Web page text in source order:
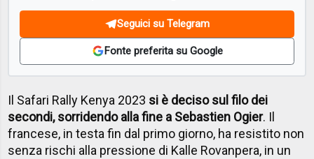
Seguici su Telegram
Fonte preferita su Google
Il Safari Rally Kenya 2023 si è deciso sul filo dei
secondi, sorridendo alla fine a Sebastien Ogier. Il
francese, in testa fin dal primo giorno, ha resistito non
senza rischi alla pressione di Kalle Rovanpera, in un